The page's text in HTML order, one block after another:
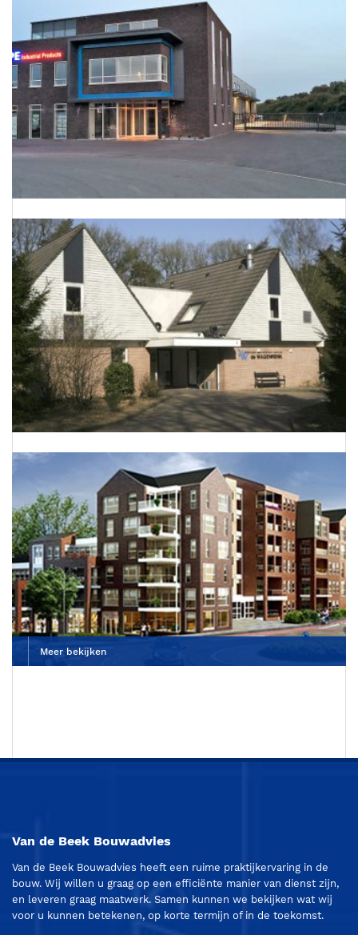
Meer bekijken
Van de Beek Bouwadvies
Van de Beek Bouwadvies heeft een ruime praktijkervaring in de
bouw. Wij willen u graag op een efficiënte manier van dienst zijn,
en leveren graag maatwerk. Samen kunnen we bekijken wat wij
voor u kunnen betekenen, op korte termijn of in de toekomst.